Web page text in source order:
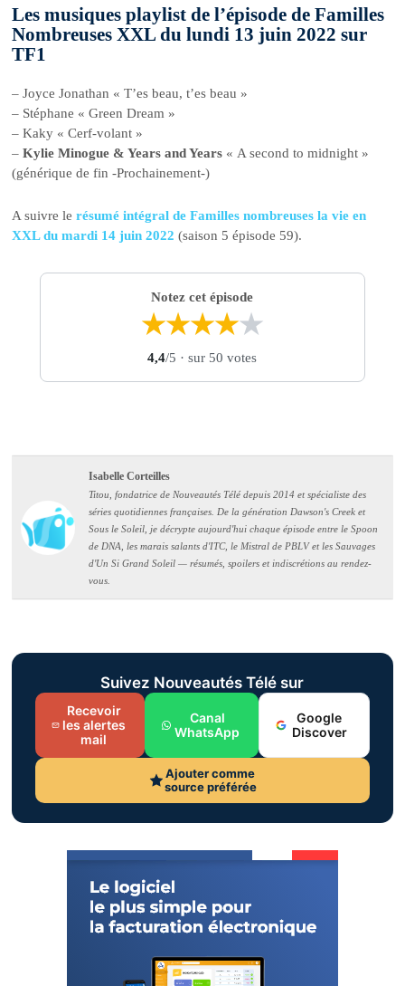
Les musiques playlist de l’épisode de Familles
Nombreuses XXL du lundi 13 juin 2022 sur
TF1
– Joyce Jonathan « T’es beau, t’es beau »
– Stéphane « Green Dream »
– Kaky « Cerf-volant »
–Kylie Minogue & Years and Years « A second to midnight »
(générique de fin -Prochainement-)
A suivre lerésumé intégral de Familles nombreuses la vie en
XXL du mardi 14 juin 2022 (saison 5 épisode 59).
Notez cet épisode
★★★★★
4,4/5 · sur 50 votes
Isabelle Corteilles
Titou, fondatrice de Nouveautés Télé depuis 2014 et spécialiste des
séries quotidiennes françaises. De la génération Dawson's Creek et
Sous le Soleil, je décrypte aujourd'hui chaque épisode entre le Spoon
de DNA, les marais salants d'ITC, le Mistral de PBLV et les Sauvages
d'Un Si Grand Soleil — résumés, spoilers et indiscrétions au rendez-
vous.
Suivez Nouveautés Télé sur
Recevoir
les alertes
mail
Canal
WhatsApp
Google
Discover
Ajouter comme
source préférée